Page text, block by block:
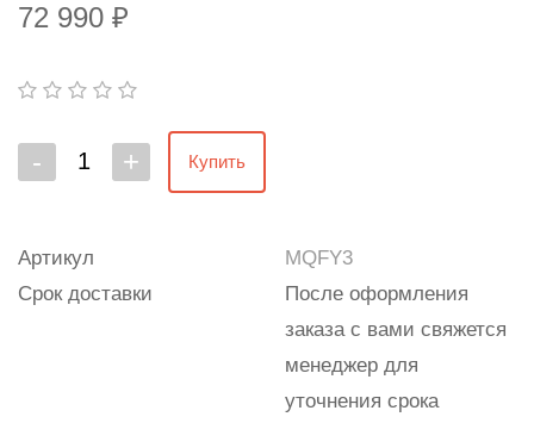
72 990 ₽
- + Купить
Артикул
MQFY3
Срок доставки
После оформления
заказа с вами свяжется
менеджер для
уточнения срока